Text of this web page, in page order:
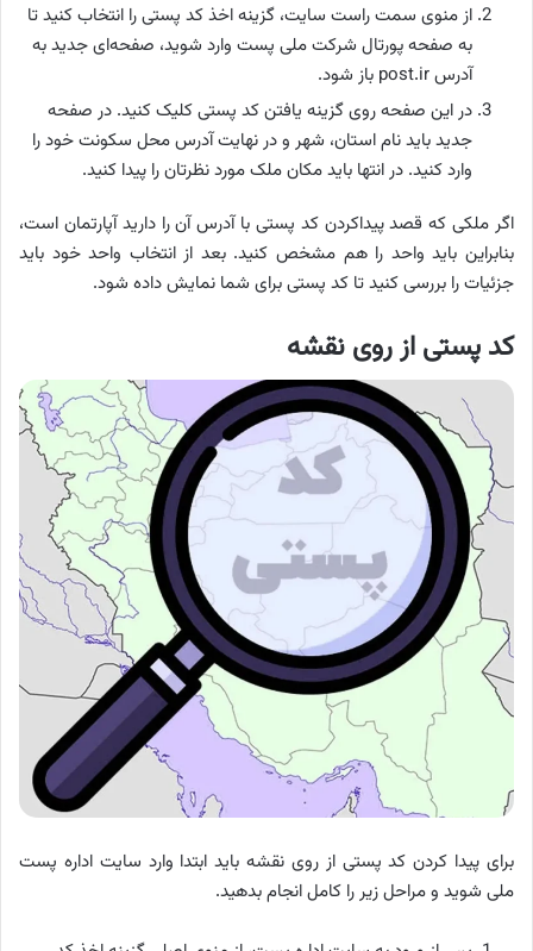
از منوی سمت راست سایت، گزینه اخذ کد پستی را انتخاب کنید تا
به صفحه پورتال شرکت ملی پست وارد شوید، صفحه‌ای جدید به
آدرس post.ir باز شود.
در این صفحه روی گزینه یافتن کد پستی کلیک کنید. در صفحه
جدید باید نام استان، شهر و در نهایت آدرس محل سکونت خود را
وارد کنید. در انتها باید مکان ملک مورد نظرتان را پیدا کنید.
اگر ملکی که قصد پیداکردن کد پستی با آدرس آن را دارید آپارتمان است،
بنابراین باید واحد را هم مشخص کنید. بعد از انتخاب واحد خود باید
جزئیات را بررسی کنید تا کد پستی برای شما نمایش داده شود.
کد پستی از روی نقشه
برای پیدا کردن کد پستی از روی نقشه باید ابتدا وارد سایت اداره پست
ملی شوید و مراحل زیر را کامل انجام بدهید.